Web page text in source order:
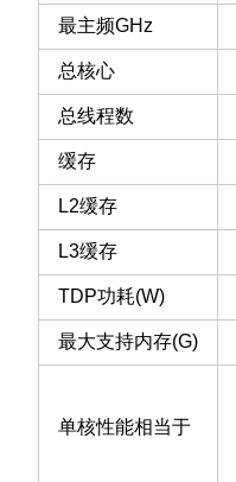
最主频GHz
总核心
总线程数
缓存
L2缓存
L3缓存
TDP功耗(W)
最大支持内存(G)
单核性能相当于